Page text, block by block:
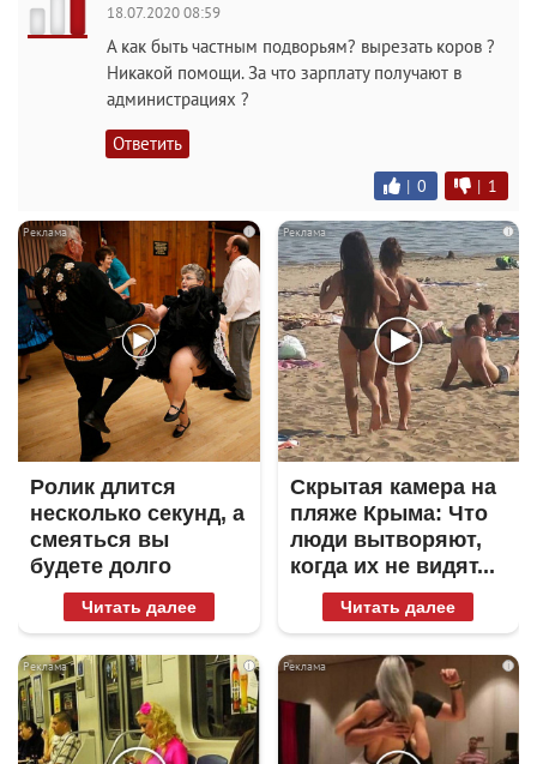
18.07.2020 08:59
А как быть частным подворьям? вырезать коров ?
Никакой помощи. За что зарплату получают в
администрациях ?
Ответить
| 0 | 1
i
Ролик длится
несколько секунд, а
смеяться вы
будете долго
Читать далее
i
Скрытая камера на
пляже Крыма: Что
люди вытворяют,
когда их не видят...
Читать далее
i i